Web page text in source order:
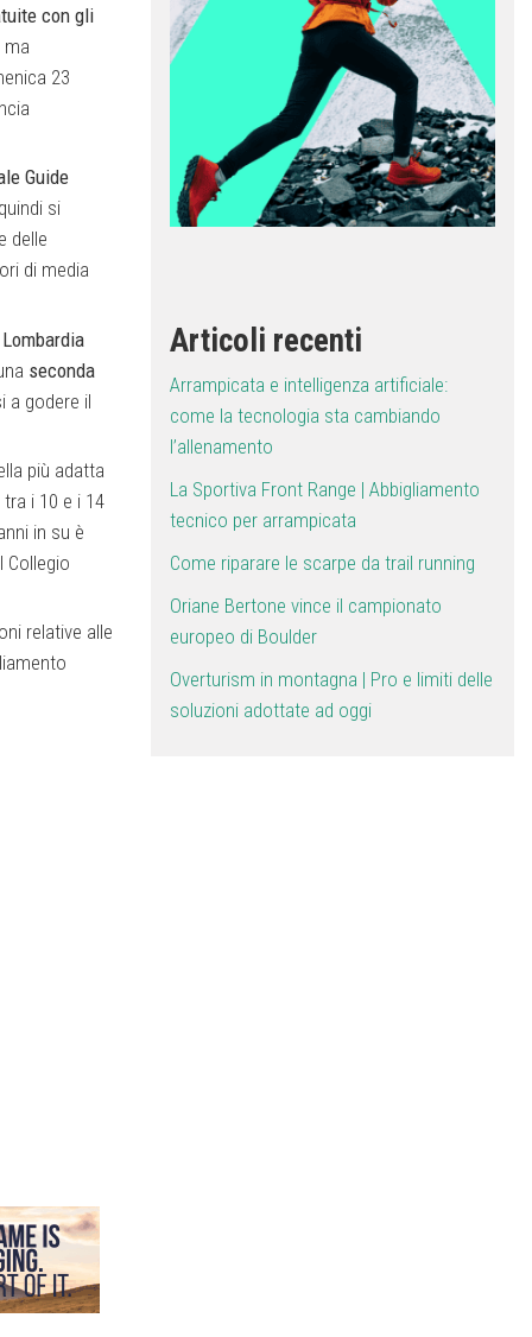
con gli
ma
23
Guide
si
delle
di media
seconda
a godere il
più adatta
tra i 10 e i 14
in su è
Collegio
relative alle
Articoli recenti
Arrampicata e intelligenza artificiale:
come la tecnologia sta cambiando
l’allenamento
La Sportiva Front Range | Abbigliamento
tecnico per arrampicata
Come riparare le scarpe da trail running
Oriane Bertone vince il campionato
europeo di Boulder
Overturism in montagna | Pro e limiti delle
soluzioni adottate ad oggi